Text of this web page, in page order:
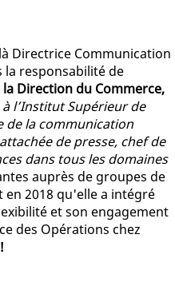
Directrice Communication
la responsabilité de
Direction du Commerce,
à l’Institut Supérieur de
de la communication
de presse, chef de
dans tous les domaines
auprès de groupes de
en 2018 qu'elle a intégré
et son engagement
des Opérations chez